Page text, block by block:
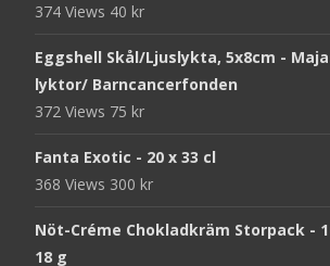
374 Views 40 kr
Eggshell Skål/Ljuslykta, 5x8cm -
lyktor/ Barncancerfonden
372 Views 75 kr
Fanta Exotic - 20 x 33 cl
368 Views 300 kr
Nöt-Créme Chokladkräm Storpack -
18 g